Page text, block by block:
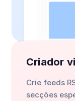
Criador
Crie feeds
secções